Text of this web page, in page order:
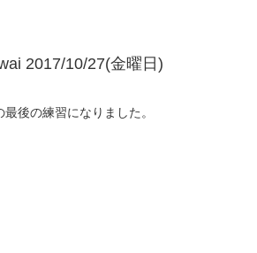
2017/10/27(金曜日)
後の練習になりました。